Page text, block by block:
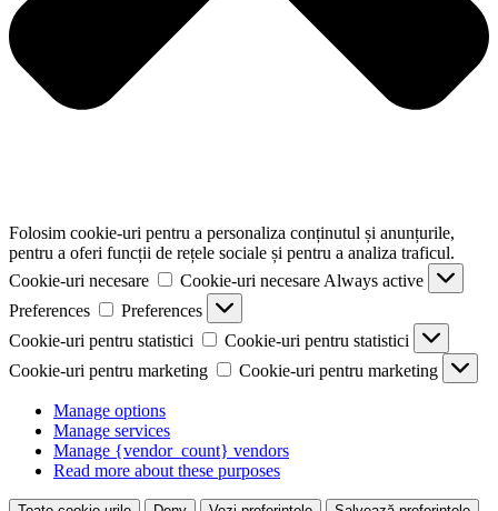
Folosim cookie-uri pentru a personaliza conținutul și anunțurile,
pentru a oferi funcții de rețele sociale și pentru a analiza traficul.
Cookie-uri necesare
Cookie-uri necesare Always active
Preferences
Preferences
Cookie-uri pentru statistici
Cookie-uri pentru statistici
Cookie-uri pentru marketing
Cookie-uri pentru marketing
Manage options
Manage services
Manage {vendor_count} vendors
Read more about these purposes